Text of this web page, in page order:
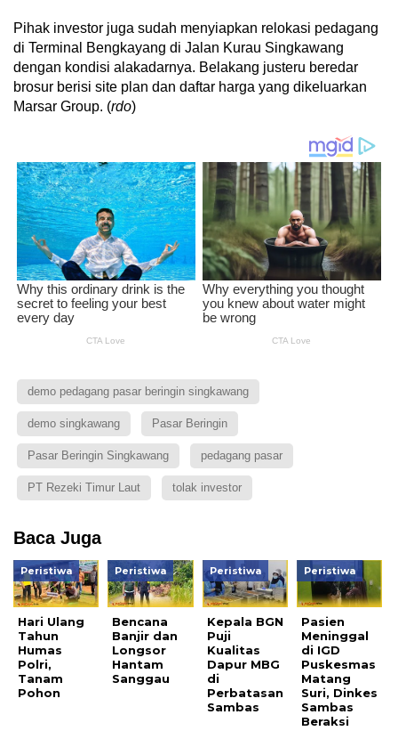
Pihak investor juga sudah menyiapkan relokasi pedagang
di Terminal Bengkayang di Jalan Kurau Singkawang
dengan kondisi alakadarnya. Belakang justeru beredar
brosur berisi site plan dan daftar harga yang dikeluarkan
Marsar Group. (rdo)
demo pedagang pasar beringin singkawang
demo singkawang Pasar Beringin
Pasar Beringin Singkawang pedagang pasar
PT Rezeki Timur Laut tolak investor
Baca Juga
Peristiwa
Hari Ulang
Tahun
Humas
Polri,
Tanam
Pohon
Peristiwa
Bencana
Banjir dan
Longsor
Hantam
Sanggau
Peristiwa
Kepala BGN
Puji
Kualitas
Dapur MBG
di
Perbatasan
Sambas
Peristiwa
Pasien
Meninggal
di IGD
Puskesmas
Matang
Suri, Dinkes
Sambas
Beraksi